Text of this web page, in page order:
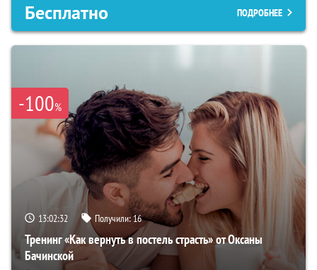
Бесплатно ПОДРОБНЕЕ
-100%
13:02:31 Получили:16
Тренинг «Как вернуть в постель страсть» от Оксаны
Бачинской